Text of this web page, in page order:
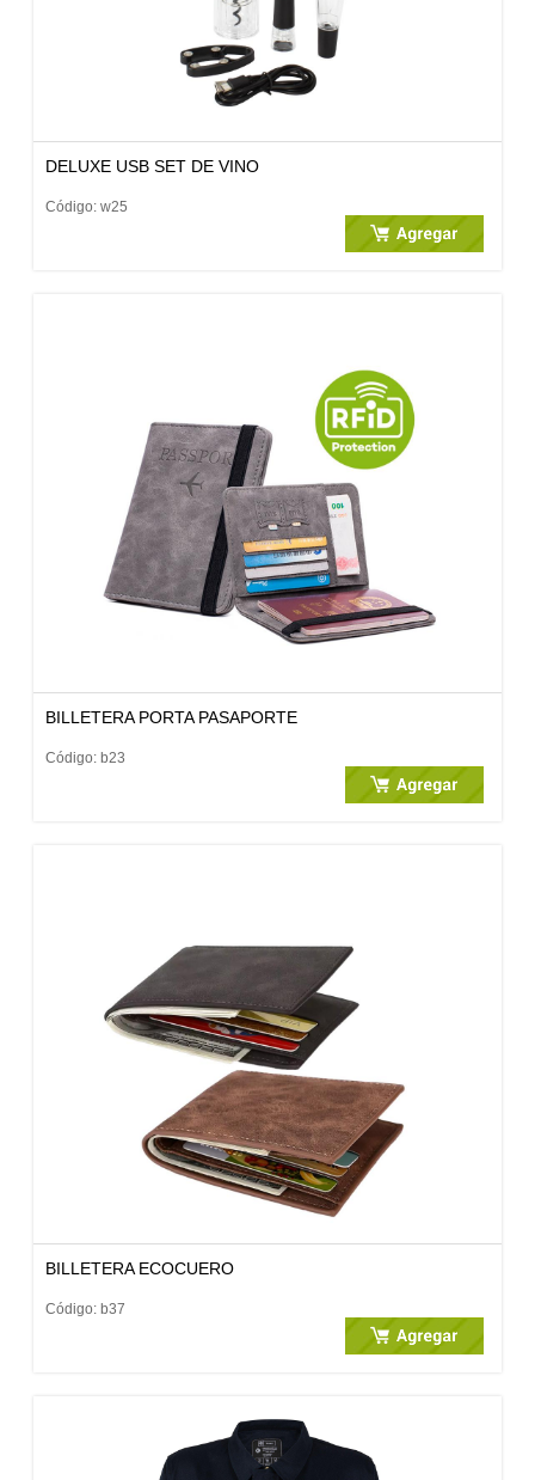
DELUXE USB SET DE VINO
Código: w25
BILLETERA PORTA PASAPORTE
Código: b23
BILLETERA ECOCUERO
Código: b37